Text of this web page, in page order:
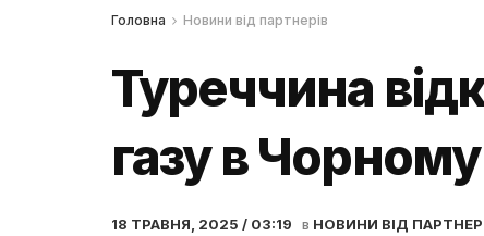
Головна Новини від партнерів
Туреччина
газу в
18 ТРАВНЯ, 2025 / 03:19 в НОВИНИ ВІД